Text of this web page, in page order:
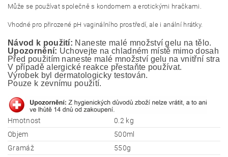
Může se používat společně s kondomem a erotickými hračkami.
Vhodné pro přirozené pH vaginálního prostředí, ale i anální hrátky.
Návod k použití: Naneste malé množství gelu na tělo.
Upozornění: Uchovejte na chladném místě mimo dosah
Před použitím naneste malé množství gelu na vnitřní
V případě alergické reakce přestaňte používat.
Výrobek byl dermatologicky testován.
Pouze k zevnímu použití.
Hmotnost
0.2 kg
Objem
500ml
Gramáž
550g